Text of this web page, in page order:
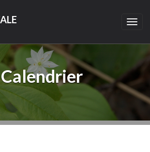
Calendrier